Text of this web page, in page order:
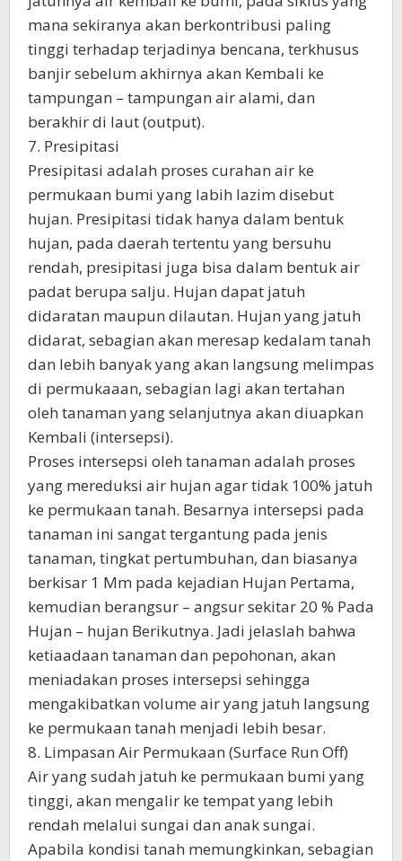
mana sekiranya akan berkontribusi paling
tinggi terhadap terjadinya bencana, terkhusus
banjir sebelum akhirnya akan Kembali ke
tampungan – tampungan air alami, dan
berakhir di laut (output).
7. Presipitasi
Presipitasi adalah proses curahan air ke
permukaan bumi yang labih lazim disebut
hujan. Presipitasi tidak hanya dalam bentuk
hujan, pada daerah tertentu yang bersuhu
rendah, presipitasi juga bisa dalam bentuk air
padat berupa salju. Hujan dapat jatuh
didaratan maupun dilautan. Hujan yang jatuh
didarat, sebagian akan meresap kedalam tanah
dan lebih banyak yang akan langsung melimpas
di permukaaan, sebagian lagi akan tertahan
oleh tanaman yang selanjutnya akan diuapkan
Kembali (intersepsi).
Proses intersepsi oleh tanaman adalah proses
yang mereduksi air hujan agar tidak 100% jatuh
ke permukaan tanah. Besarnya intersepsi pada
tanaman ini sangat tergantung pada jenis
tanaman, tingkat pertumbuhan, dan biasanya
berkisar 1 Mm pada kejadian Hujan Pertama,
kemudian berangsur – angsur sekitar 20 % Pada
Hujan – hujan Berikutnya. Jadi jelaslah bahwa
ketiaadaan tanaman dan pepohonan, akan
meniadakan proses intersepsi sehingga
mengakibatkan volume air yang jatuh langsung
ke permukaan tanah menjadi lebih besar.
8. Limpasan Air Permukaan (Surface Run Off)
Air yang sudah jatuh ke permukaan bumi yang
tinggi, akan mengalir ke tempat yang lebih
rendah melalui sungai dan anak sungai.
Apabila kondisi tanah memungkinkan, sebagian